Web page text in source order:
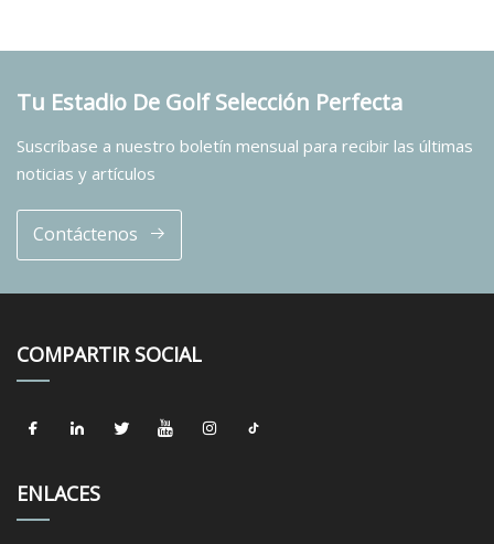
Tu Estadio De Golf Selección Perfecta
Suscríbase a nuestro boletín mensual para recibir las últimas
noticias y artículos
Contáctenos
COMPARTIR SOCIAL
ENLACES